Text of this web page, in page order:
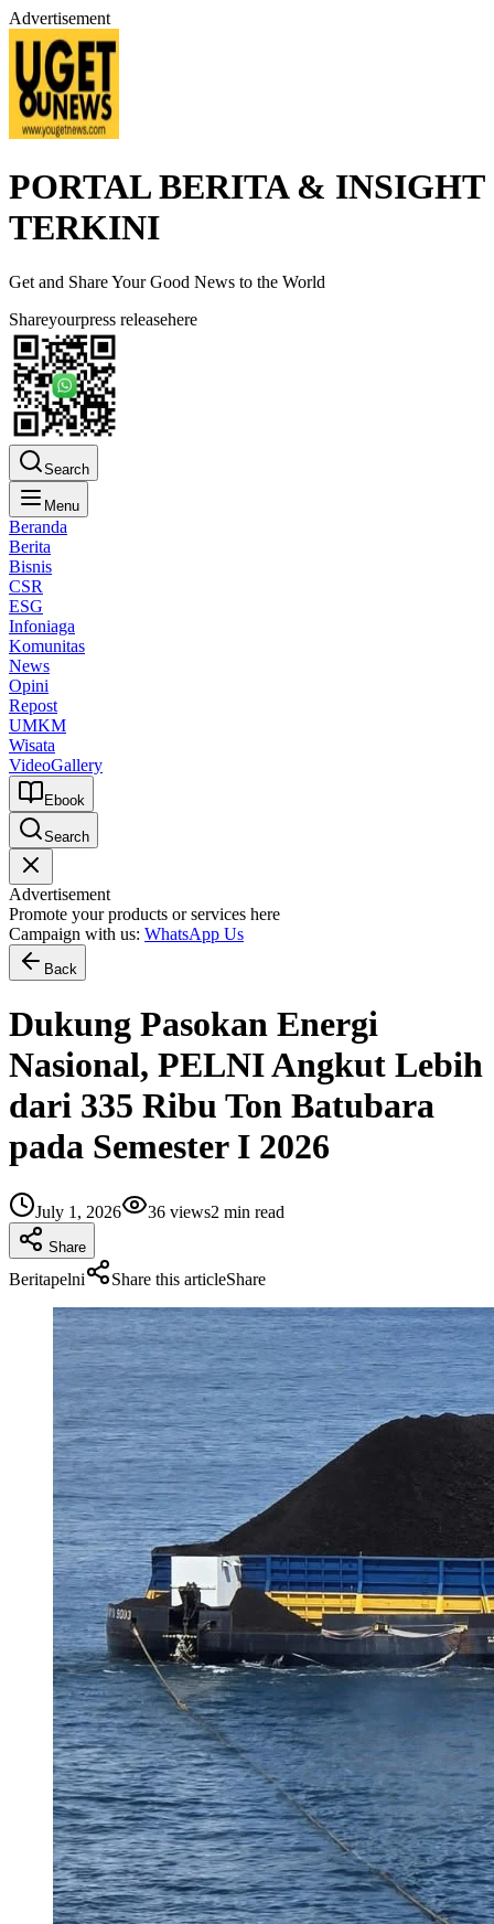
Advertisement
PORTAL BERITA & INSIGHT
TERKINI
Get and Share Your Good News to the World
Shareyourpress releasehere
Search
Menu
Beranda
Berita
Bisnis
CSR
ESG
Infoniaga
Komunitas
News
Opini
Repost
UMKM
Wisata
VideoGallery
Ebook
Search
Advertisement
Promote your products or services here
Campaign with us: WhatsApp Us
Back
Dukung Pasokan Energi
Nasional, PELNI Angkut Lebih
dari 335 Ribu Ton Batubara
pada Semester I 2026
July 1, 2026 36 views2 min read
Share
Beritapelni Share this articleShare